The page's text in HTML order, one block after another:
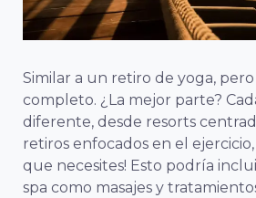
Similar a un retiro de yoga,
completo. ¿La mejor parte?
diferente, desde resorts
retiros enfocados en el ejercicio,
que necesites! Esto podría
spa como masajes y